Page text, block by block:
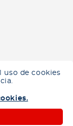
uso de cookies
en tu zona